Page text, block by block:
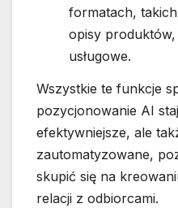
formatach,
opisy
usługowe.
Wszystkie te funkcje
pozycjonowanie AI
efektywniejsze, ale
zautomatyzowane,
skupić się na
relacji z odbiorcami.